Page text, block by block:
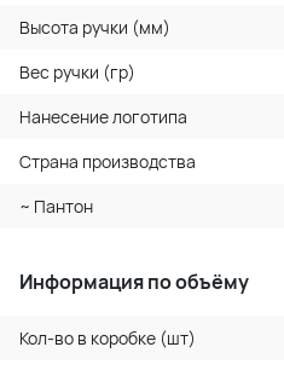
Высота ручки (мм)
Вес ручки (гр)
Нанесение логотипа
Страна производства
~ Пантон
Информация по объёму
Кол-во в коробке (шт)